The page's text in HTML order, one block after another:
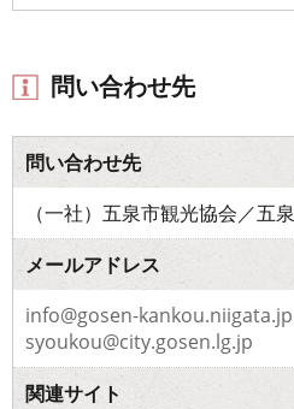
問い合わせ先
問い合わせ先
（一社）五泉市観光協会／五
メールアドレス
info@gosen-
syoukou@city.gosen.lg.jp
関連サイト